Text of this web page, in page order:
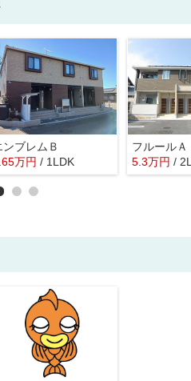
ンブレムＢ
万円 / 1LDK
フルールＡ
5.3万円 /